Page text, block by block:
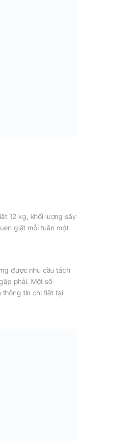
12 kg, khối lượng sấy
giặt mỗi tuần một
được nhu cầu tách
phải. Một số
thông tin chi tiết tại